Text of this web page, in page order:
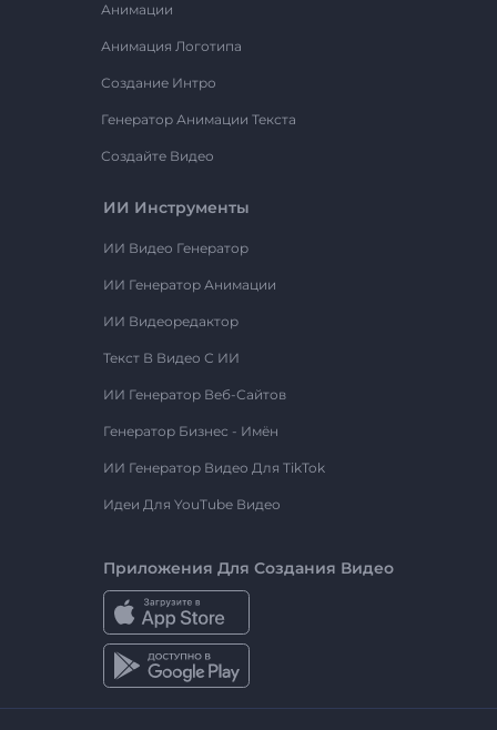
Анимации
Анимация Логотипа
Создание Интро
Генератор Анимации Текста
Создайте Видео
ИИ Инструменты
ИИ Видео Генератор
ИИ Генератор Анимации
ИИ Видеоредактор
Текст В Видео С ИИ
ИИ Генератор Веб-Сайтов
Генератор Бизнес - Имён
ИИ Генератор Видео Для TikTok
Идеи Для YouTube Видео
Приложения Для Создания Видео